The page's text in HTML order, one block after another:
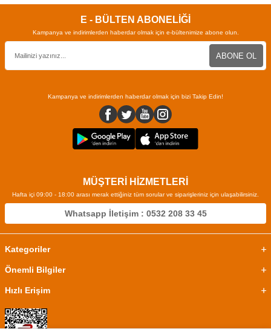
E - BÜLTEN ABONELİĞİ
Kampanya ve indirimlerden haberdar olmak için e-bültenimize abone olun.
ABONE OL
Kampanya ve indirimlerden haberdar olmak için bizi Takip Edin!
MÜŞTERİ HİZMETLERİ
Hafta içi 09:00 - 18:00 arası merak ettiğiniz tüm sorular ve siparişleriniz için ulaşabilirsiniz.
Whatsapp İletişim : 0532 208 33 45
Kategoriler
Önemli Bilgiler
Hızlı Erişim